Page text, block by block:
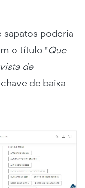
sapatos poderia
o título "Que
de
de baixa